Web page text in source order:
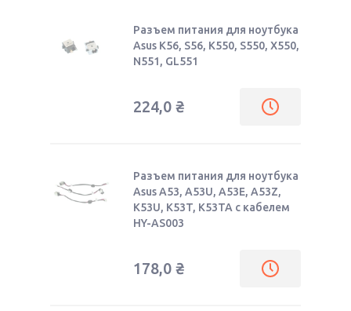
Разъем питания для ноутбука
Asus K56, S56, K550, S550, X550,
N551, GL551
224,0 ₴
Разъем питания для ноутбука
Asus A53, A53U, A53E, A53Z,
K53U, K53T, K53TA с кабелем
HY-AS003
178,0 ₴